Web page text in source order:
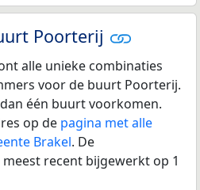
Poorterij
alle unieke combinaties
voor de buurt Poorterij.
één buurt voorkomen.
op de pagina met alle
Brakel. De
recent bijgewerkt op 1